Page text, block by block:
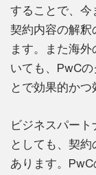
することで、今
契約内容の解釈
ます。また海
いても、PwC
とで効果的かつ
ビジネスパー
としても、契
あります。